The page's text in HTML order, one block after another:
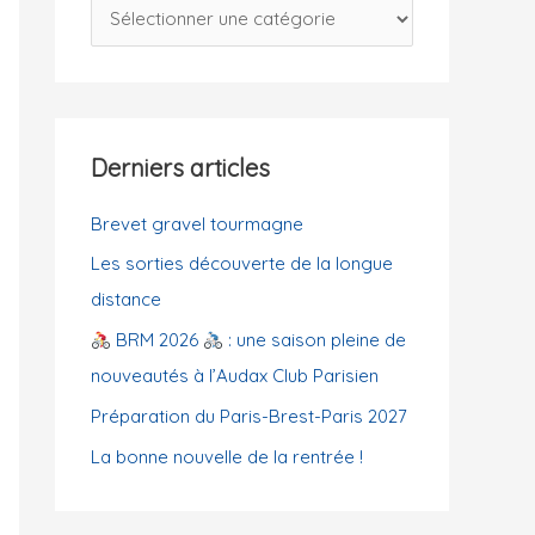
h
a
r
i
e
s
Derniers articles
Brevet gravel tourmagne
Les sorties découverte de la longue
distance
BRM 2026
: une saison pleine de
nouveautés à l’Audax Club Parisien
Préparation du Paris-Brest-Paris 2027
La bonne nouvelle de la rentrée !